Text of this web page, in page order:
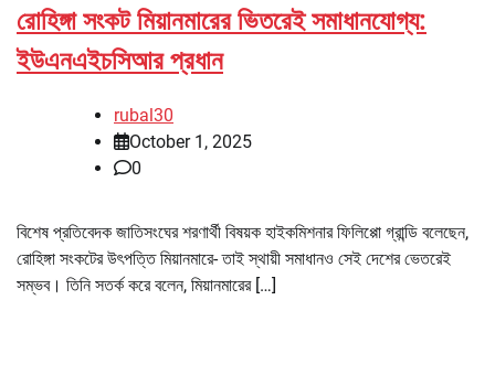
রোহিঙ্গা সংকট মিয়ানমারের ভিতরেই সমাধানযোগ্য:
ইউএনএইচসিআর প্রধান
rubal30
October 1, 2025
0
বিশেষ প্রতিবেদক জাতিসংঘের শরণার্থী বিষয়ক হাইকমিশনার ফিলিপ্পো গ্রান্ডি বলেছেন,
রোহিঙ্গা সংকটের উৎপত্তি মিয়ানমারে- তাই স্থায়ী সমাধানও সেই দেশের ভেতরেই
সম্ভব। তিনি সতর্ক করে বলেন, মিয়ানমারের […]